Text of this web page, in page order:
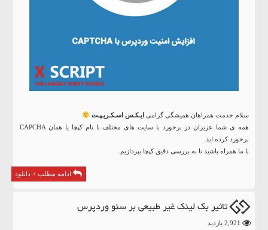
سلام خدمت همراهان همیشگی گرامی ایـکـس اسـکـریـپـت
همه ی شما عزیزان در برخورد با سایت های مختلف با نام کپچا یا همان CAPCHA
برخورد کرده اید.
با ما همراه باشید تا به بررسی دقیق کپچا بپردازیم.
ادامه مطلب + دانلود
تاثیر بک لینک غیر طبیعی بر سئو وردپرس